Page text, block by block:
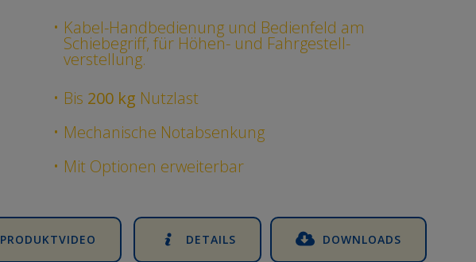
Kabel-Handbedienung und Bedienfeld am
Schiebegriff, für Höhen- und Fahrgestell-
verstellung.
Bis 200 kg Nutzlast
Mechanische Notabsenkung
Mit Optionen erweiterbar
PRODUKTVIDEO DETAILS DOWNLOADS